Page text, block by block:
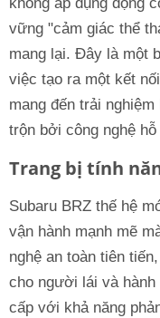
không áp dụng động
vững "cảm giác thể
mang lại. Đây là một
việc tạo ra một kết
mang đến trải
trộn bởi công nghệ
Trang bị tính
Subaru BRZ thế hệ
vận hành mạnh mẽ
nghệ an toàn tiên
cho người lái và
cấp với khả năng